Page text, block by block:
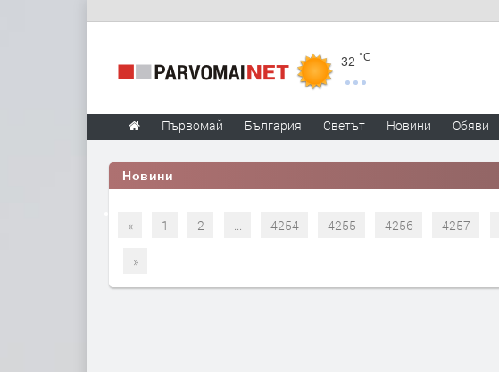
32 °C
Първомай България Светът Новини Обяви
Новини
« 1 2 4254 4255 4256 4257
»